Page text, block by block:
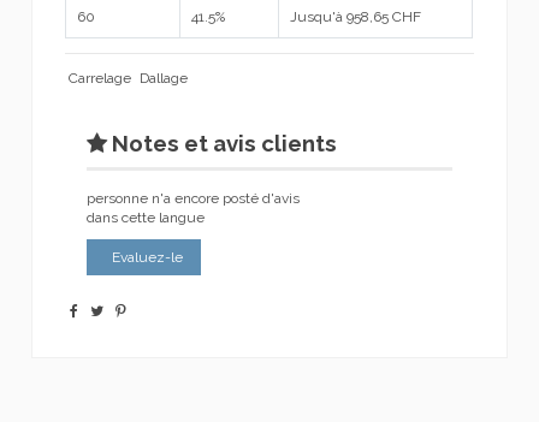
60 41.5% Jusqu'à 958,65 CHF
Carrelage Dallage
Notes et avis clients
personne n'a encore posté d'avis
dans cette langue
Evaluez-le